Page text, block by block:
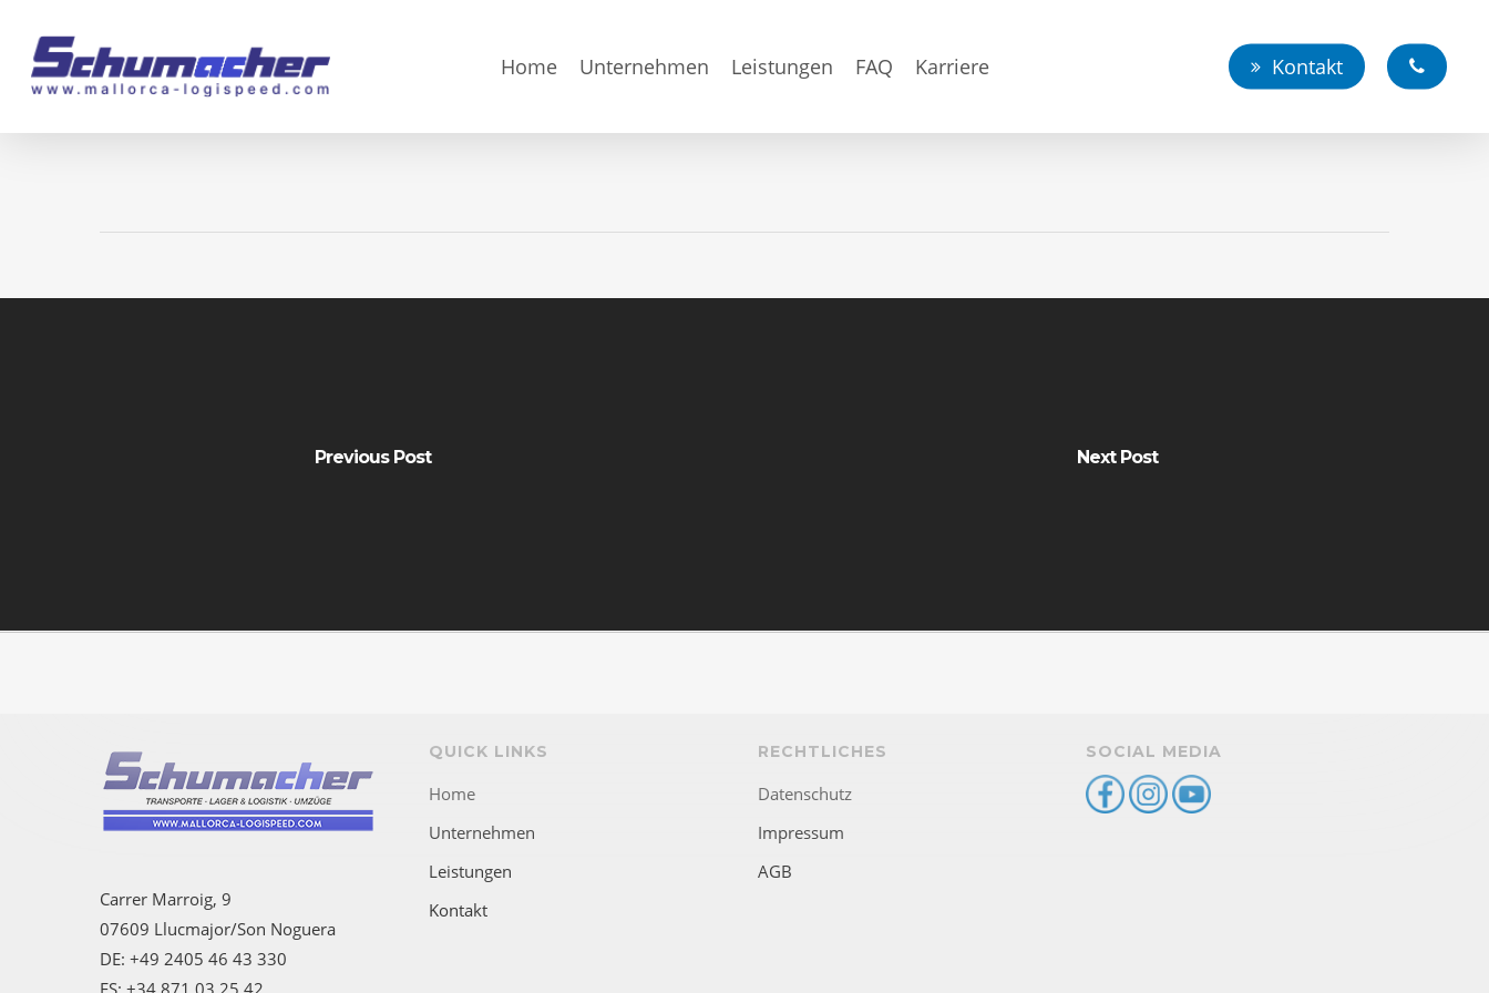
main
Home Unternehmen Leistungen FAQ Karriere Kontakt
Previous Post Next Post
Carrer Marroig, 9
07609 Llucmajor/Son Noguera
DE: +49 2405 46 43 330
ES: +34 871 03 25 42
QUICK LINKS
Home
Unternehmen
Leistungen
Kontakt
RECHTLICHES
Datenschutz
Impressum
AGB
SOCIAL MEDIA